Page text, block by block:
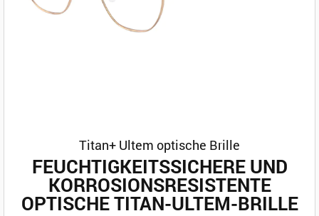
Titan+ Ultem optische Brille
FEUCHTIGKEITSSICHERE UND
KORROSIONSRESISTENTE
OPTISCHE TITAN-ULTEM-BRILLE